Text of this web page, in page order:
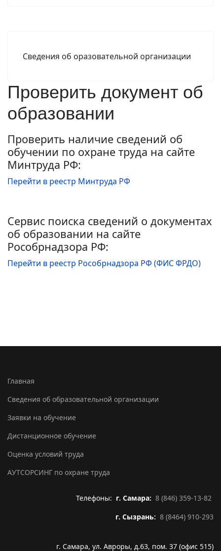
Сведения об оразовательной организации
Проверить документ об
образовании
Проверить наличие сведений об
обучении по охране труда на сайте
Минтруда РФ:
Перейти в реестр Минтруда РФ
Сервис поиска сведений о документах
об образовании на сайте
Рособрнадзора РФ:
Перейти в реестр Рособрнадзора РФ (ФИС ФРДО)
Главная
Сведения об образовательной организации
Заявки на обучение
Дистанционное обучение
Оценка условий труда
АУТСОРСИНГ по охране труда
Телефоны: г. Самара: 8 (846) 359-13-82
г. Сызрань: 8 (8464) 910-293
г. Самара, ул. Авроры, д.63, пом. 37 (офис 515)